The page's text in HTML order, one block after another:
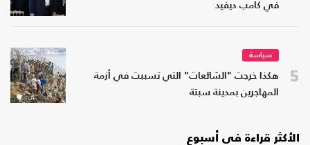
في كامب ديفيد
5
سياسة
هكذا خرجت "الشائعات" التي تسببت في أزمة
المهاجرين بمدينة سبتة
الأكثر قراءة في أسبوع